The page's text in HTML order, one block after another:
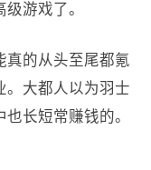
游戏了。
真的从头至尾都氪
。大都人以为羽士
长短常赚钱的。